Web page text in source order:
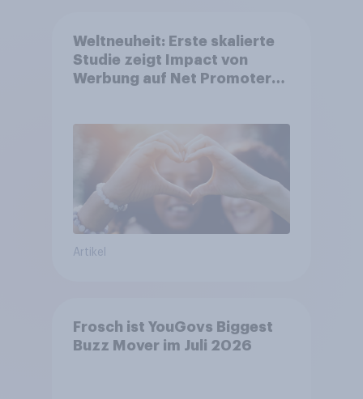
Weltneuheit: Erste skalierte
Studie zeigt Impact von
Werbung auf Net Promoter
Artikel
Frosch ist YouGovs Biggest
Buzz Mover im Juli 2026